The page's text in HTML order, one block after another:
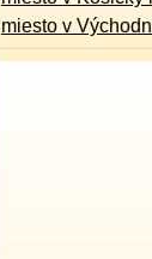
miesto v